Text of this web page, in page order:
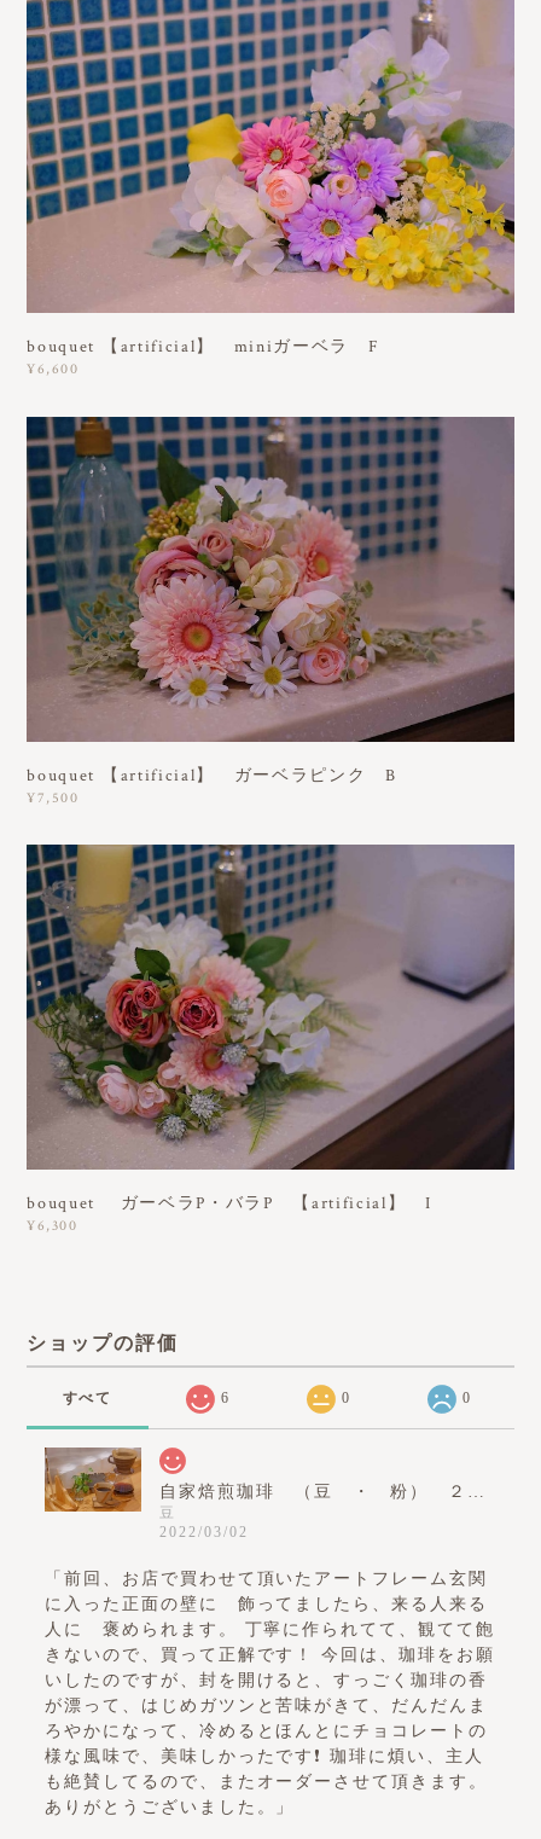
bouquet 【artificial】 miniガーベラ F
¥6,600
bouquet 【artificial】 ガーベラピンク B
¥7,500
bouquet ガーベラP・バラP 【artificial】 I
¥6,300
ショップの評価
すべて 6 0 0
豆
2022/03/02
「前回、お店で買わせて頂いたアートフレーム玄関
に入った正面の壁に 飾ってましたら、来る人来る
人に 褒められます。 丁寧に作られてて、観てて飽
きないので、買って正解です！ 今回は、珈琲をお願
いしたのですが、封を開けると、すっごく珈琲の香
が漂って、はじめガツンと苦味がきて、だんだんま
ろやかになって、冷めるとほんとにチョコレートの
様な風味で、美味しかったです❗️ 珈琲に煩い、主人
も絶賛してるので、またオーダーさせて頂きます。
ありがとうございました。」